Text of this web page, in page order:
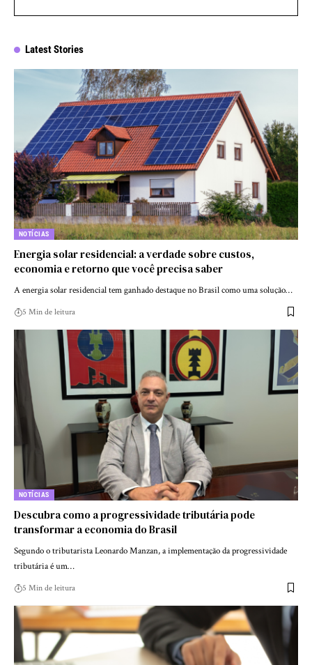
Latest Stories
NOTÍCIAS
Energia solar residencial: a verdade sobre custos,
economia e retorno que você precisa saber
A energia solar residencial tem ganhado destaque no Brasil como uma solução…
5 Min de leitura
NOTÍCIAS
Descubra como a progressividade tributária pode
transformar a economia do Brasil
Segundo o tributarista Leonardo Manzan, a implementação da progressividade
tributária é um…
5 Min de leitura